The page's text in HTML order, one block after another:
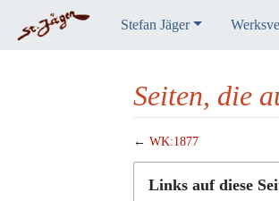
Stefan Jäger
Seiten, die
← WK:1877
Wechseln zu:Navigation,
Links auf diese